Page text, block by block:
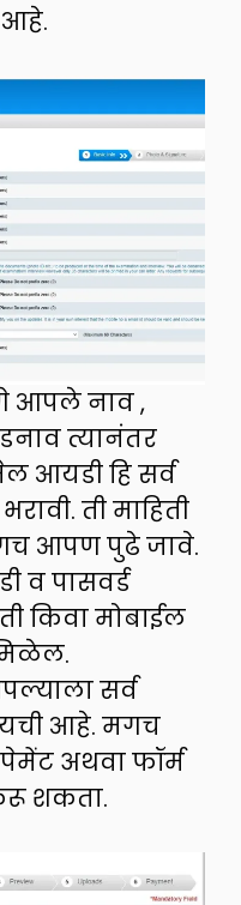
आहे.
आपले नाव ,
त्यानंतर
आयडी हि सर्व
ती माहिती
आपण पुढे जावे.
व पासवर्ड
किवा मोबाईल
सर्व
आहे. मगच
अथवा फॉर्म
शकता.